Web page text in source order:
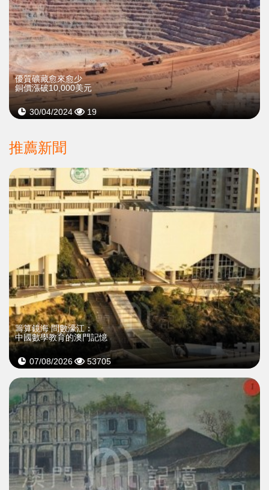
優質礦藏愈來愈少
銅價漲破10,000美元
30/04/2024 19
推薦新聞
籌算鏡海 問數濠江：
中國數學教育的澳門記憶
07/08/2026 53705